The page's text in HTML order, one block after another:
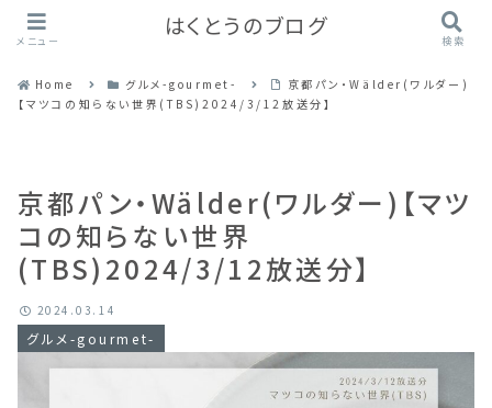
Home グルメ-gourmet-
京都パン・Wälder(ワルダー)
【マツコの知らない世界(TBS)2024/3/12放送分】
京都パン・Wälder(ワルダー)【マツ
コの知らない世界
(TBS)2024/3/12放送分】
グルメ-gourmet-
2024.03.14
メニュー
はくとうのブログ
検索